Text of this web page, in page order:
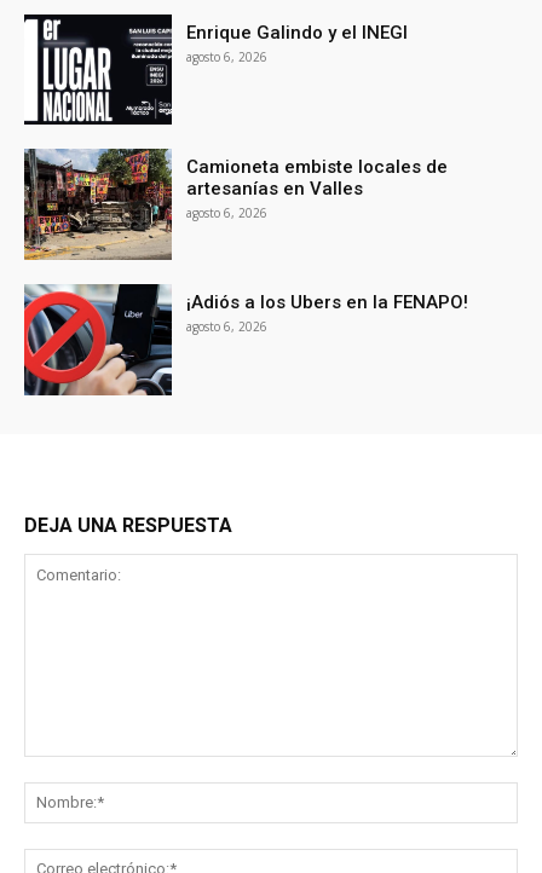
Enrique Galindo y el INEGI
agosto 6, 2026
Camioneta embiste locales de
artesanías en Valles
agosto 6, 2026
¡Adiós a los Ubers en la FENAPO!
agosto 6, 2026
DEJA UNA RESPUESTA